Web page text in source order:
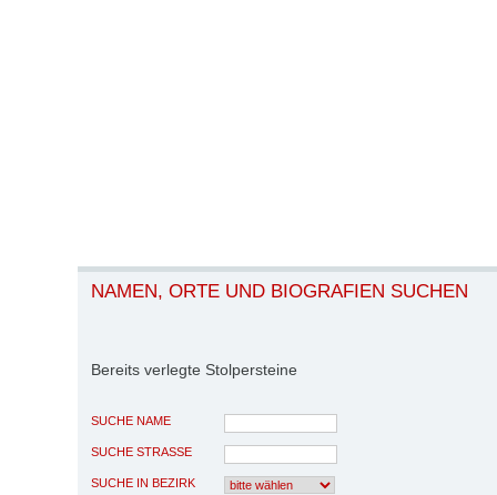
NAMEN, ORTE UND BIOGRAFIEN SUCHEN
Bereits verlegte Stolpersteine
SUCHE NAME
SUCHE STRASSE
SUCHE IN BEZIRK